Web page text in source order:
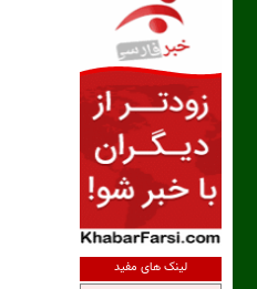
لینک های مفید